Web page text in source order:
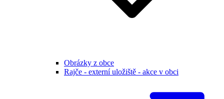
Obrázky z obce
Rajče - externí uložiště - akce v obci